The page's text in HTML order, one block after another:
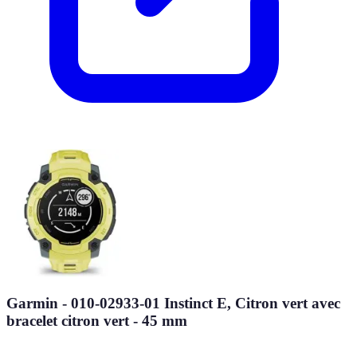
Garmin - 010-02933-01 Instinct E, Citron vert avec
bracelet citron vert - 45 mm